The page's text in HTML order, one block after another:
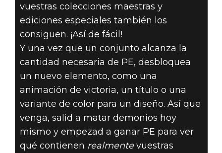
vuestras colecciones maestras y
ediciones especiales también los
consiguen. ¡Así de fácil!
Y una vez que un conjunto alcanza la
cantidad necesaria de PE, desbloquea
un nuevo elemento, como una
animación de victoria, un título o una
variante de color para un diseño. Así que
venga, salid a matar demonios hoy
mismo y empezad a ganar PE para ver
qué contienen realmentevuestras